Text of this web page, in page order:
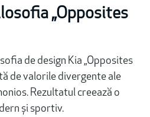
„Opposites
de design Kia „Opposites
de valorile divergente ale
Rezultatul creează o
și sportiv.